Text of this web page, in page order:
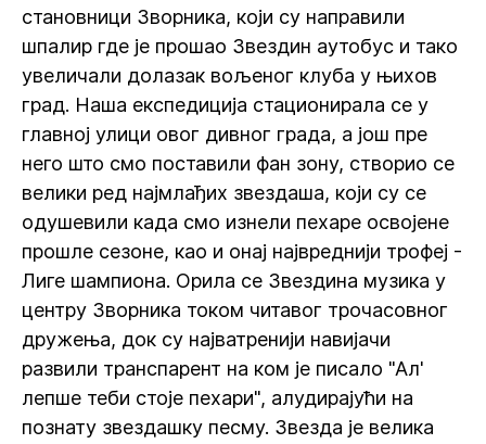
становници Зворника, који су направили
шпалир где је прошао Звездин аутобус и тако
увеличали долазак вољеног клуба у њихов
град. Наша експедиција стационирала се у
главној улици овог дивног града, а још пре
него што смо поставили фан зону, створио се
велики ред најмлађих звездаша, који су се
одушевили када смо изнели пехаре освојене
прошле сезоне, као и онај највреднији трофеј -
Лиге шампиона. Орила се Звездина музика у
центру Зворника током читавог трочасовног
дружења, док су најватренији навијачи
развили транспарент на ком је писало "Ал'
лепше теби стоје пехари", алудирајући на
познату звездашку песму. Звезда је велика